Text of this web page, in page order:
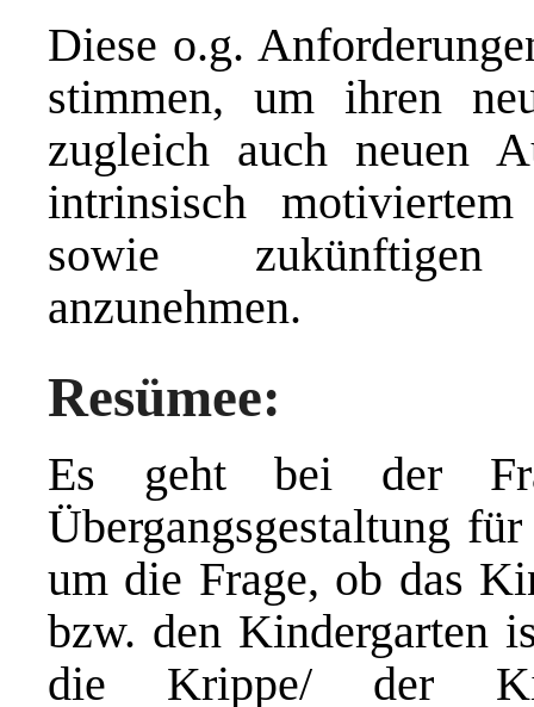
Diese o.g.
stimmen, um ihren
zugleich auch neuen
intrinsisch
sowie zukünftigen
anzunehmen.
Resümee:
Es geht bei der
Übergangsgestaltung
um die Frage, ob das
bzw. den Kindergarten
die Krippe/ der